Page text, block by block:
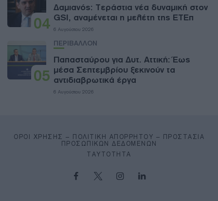
04
Δαμιανός: Τεράστια νέα δυναμική στον
GSI, αναμένεται η μελέτη της ΕΤΕπ
6 Αυγούστου 2026
05
ΠΕΡΙΒΑΛΛΟΝ
Παπασταύρου για Δυτ. Αττική: Έως
μέσα Σεπτεμβρίου ξεκινούν τα
αντιδιαβρωτικά έργα
6 Αυγούστου 2026
ΌΡΟΙ ΧΡΉΣΗΣ – ΠΟΛΙΤΙΚΉ ΑΠΟΡΡΉΤΟΥ – ΠΡΟΣΤΑΣΊΑ
ΠΡΟΣΩΠΙΚΏΝ ΔΕΔΟΜΈΝΩΝ
ΤΑΥΤΌΤΗΤΑ